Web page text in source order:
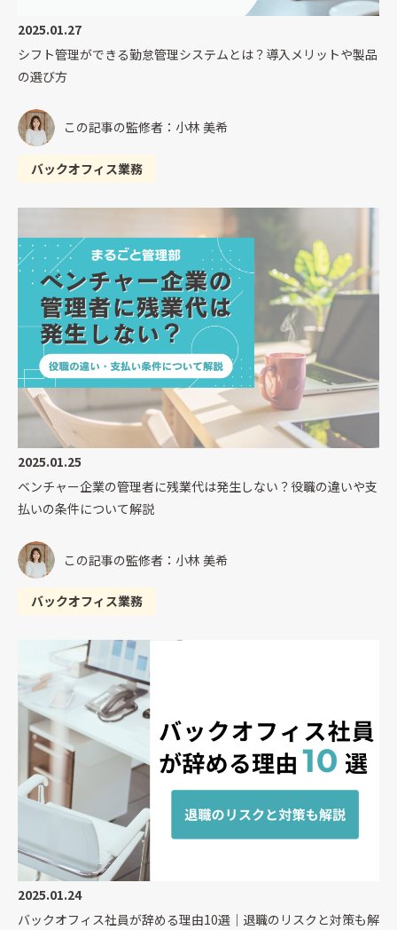
2025.01.27
シフト管理ができる勤怠管理システムとは？導入メリットや製品
の選び方
この記事の監修者：小林 美希
バックオフィス業務
2025.01.25
ベンチャー企業の管理者に残業代は発生しない？役職の違いや支
払いの条件について解説
この記事の監修者：小林 美希
バックオフィス業務
2025.01.24
バックオフィス社員が辞める理由10選｜退職のリスクと対策も解